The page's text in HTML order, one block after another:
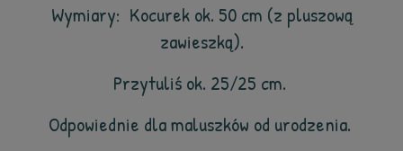
Wymiary: Kocurek ok. 50 cm (z pluszową
zawieszką).
Przytuliś ok. 25/25 cm.
Odpowiednie dla maluszków od urodzenia.